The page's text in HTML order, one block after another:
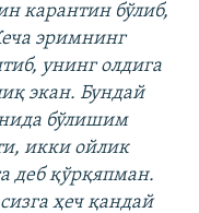
карантин бўлиб,
эримнинг
унинг олдига
экан. Бундай
бўлишим
икки ойлик
деб қўрқяпман.
ҳеч қандай